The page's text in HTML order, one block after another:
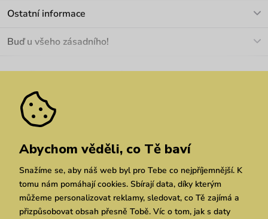
Materiály a údržba
Pozáruční opravy
Ostatní informace
Velkoobchod
We Care
Dárkové poukazy
Vuchlook
Prodejny
Praha Brno Chrudim
Buď u všeho zásadního!
Zásady ochrany osobních údajů
Abychom věděli, co Tě baví
Snažíme se, aby náš web byl pro Tebe co nejpříjemnější. K
tomu nám pomáhají cookies. Sbírají data, díky kterým
můžeme personalizovat reklamy, sledovat, co Tě zajímá a
přizpůsobovat obsah přesně Tobě. Víc o tom, jak s daty